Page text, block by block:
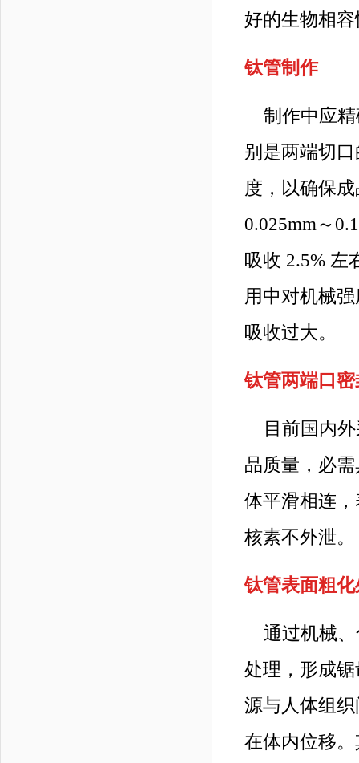
好的生物相
钛管制作
制作中应精
别是两端切
度，以确保
0.025mm～
吸收 2.5% 左
用中对机械
吸收过大。
钛管两端 口
目前国内外
品质量，必
体平滑相连
核素不外泄。
钛管表面粗
通过机械、
处理，形成
源与人体组
在体内位移